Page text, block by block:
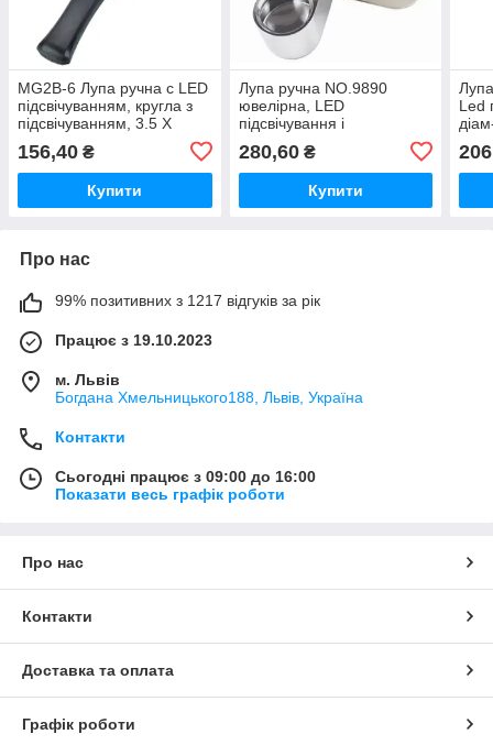
MG2B-6 Лупа ручна c LED
підсвічуванням, кругла з
підсвічуванням, 3.5 X
156,40 ₴
Купити
Лупа ручна NO.9890
ювелірна, LED
підсвічування і
діаметр 25мм, лінза скло,
NO9890
280,60₴
Купити
Led
Про нас
99% позитивних з 1217 відгуків за рік
Працює з 19.10.2023
м. Львів
Богдана Хмельницького188, Львів, Україна
Контакти
Сьогодні працює з 09:00 до 16:00
Показати весь графік роботи
Про нас
Контакти
Доставка та оплата
Графік роботи